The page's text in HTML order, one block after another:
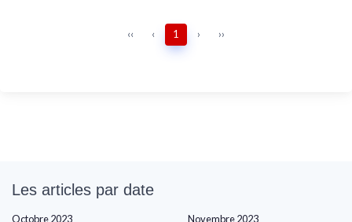
‹‹ ‹ 1 › ››
Les articles par date
Octobre 2023
Novembre 2023